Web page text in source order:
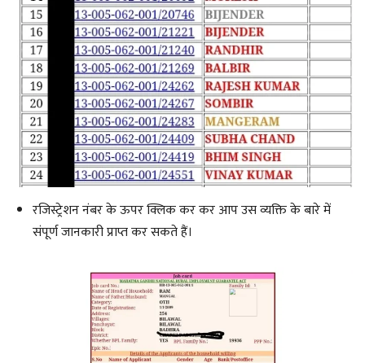
रजिस्ट्रेशन नंबर के ऊपर क्लिक कर कर आप उस व्यक्ति के बारे में
संपूर्ण जानकारी प्राप्त कर सकते हैं।